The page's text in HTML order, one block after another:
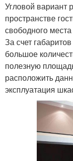
Угловой вариант
пространстве
свободного
За счет
большое
полезную
расположить
эксплуатация